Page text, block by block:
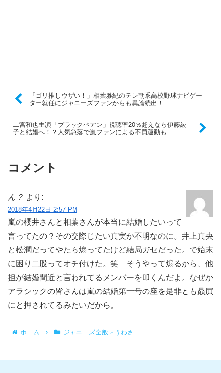
「ゴリ推しウザい！」相葉雅紀のテレ朝系高校野球ナビゲー
ター就任にジャニーズファンからも異論続出！
二宮和也主演「ブラックペアン」視聴率20％超えなら伊藤綾
子と結婚へ！？人気急落で嵐ファンによる不買運動も…
コメント
ん？ より:
2018年4月22日 2:57 PM
嵐の櫻井さんと相葉さんが本当に結婚したいって
言ってたの？その交際じたい真実か不明なのに。井上真央
と松潤だってやたら煽ってたけど結局ガセだった。で始末
に困り二股ってオチ付けた。笑 そうやって煽るから、他
担が結婚間近と言われてるメンバーを叩くんだよ。なぜか
アラシックの皆さんは嵐の結婚第一号の座を是非とも贔屓
にと押されてるみたいだから。
ホーム ジャニーズ全般＞うわさ